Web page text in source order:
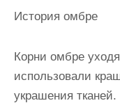
История омбре
Корни омбре
использовали
украшения